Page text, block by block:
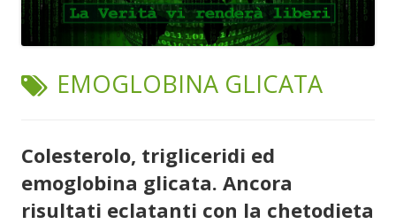
TAG:
EMOGLOBINA GLICATA
Colesterolo, trigliceridi ed
emoglobina glicata. Ancora
risultati eclatanti con la chetodieta